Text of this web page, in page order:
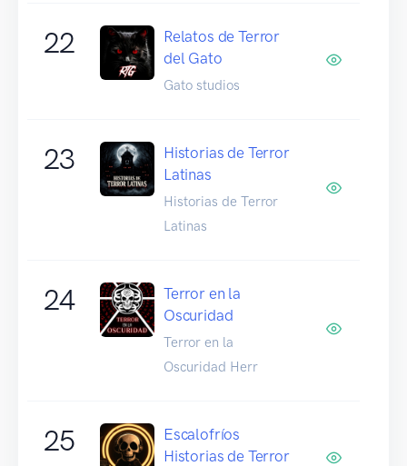
22
Relatos de Terror
del Gato
Gato studios
23
Historias de Terror
Latinas
Historias de Terror
Latinas
24
Terror en la
Oscuridad
Terror en la
Oscuridad Herr
25
Escalofríos
Historias de Terror